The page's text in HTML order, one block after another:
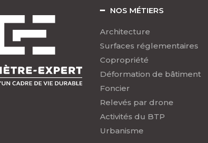
NOS MÉTIERS
Architecture
Surfaces réglementaires
Copropriété
Déformation de bâtiment
Foncier
Relevés par drone
Activités du BTP
Urbanisme